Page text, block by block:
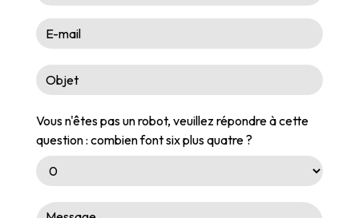
Vous n'êtes pas un robot, veuillez répondre à cette
question : combien font six plus quatre ?